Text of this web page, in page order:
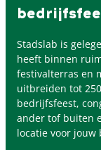
Stadslab is
heeft binnen
festivalterras en
uitbreiden tot
bedrijfsfeest,
ander tof buiten
locatie voor jouw